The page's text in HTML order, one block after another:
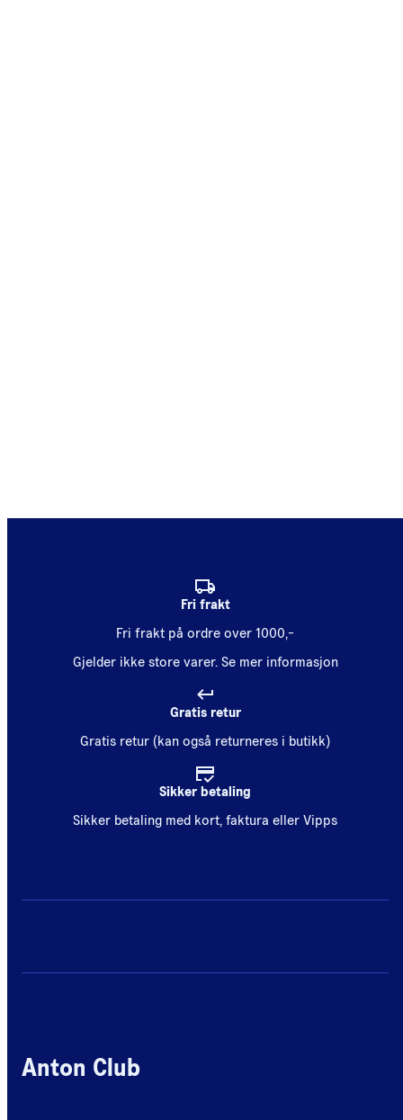
Fri frakt
Fri frakt på ordre over 1000,-
Gjelder ikke store varer. Se mer informasjon
Gratis retur
Gratis retur (kan også returneres i butikk)
Sikker betaling
Sikker betaling med kort, faktura eller Vipps
Anton Club